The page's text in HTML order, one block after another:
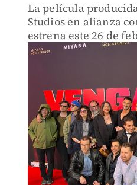
La película
Studios en alianza
estrena este 26 de